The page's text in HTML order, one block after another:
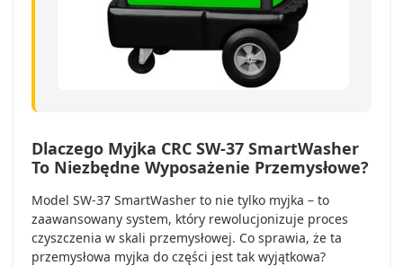
Dlaczego Myjka CRC SW-37 SmartWasher
To Niezbędne Wyposażenie Przemysłowe?
Model SW-37 SmartWasher to nie tylko myjka – to
zaawansowany system, który rewolucjonizuje proces
czyszczenia w skali przemysłowej. Co sprawia, że ta
przemysłowa myjka do części jest tak wyjątkowa?